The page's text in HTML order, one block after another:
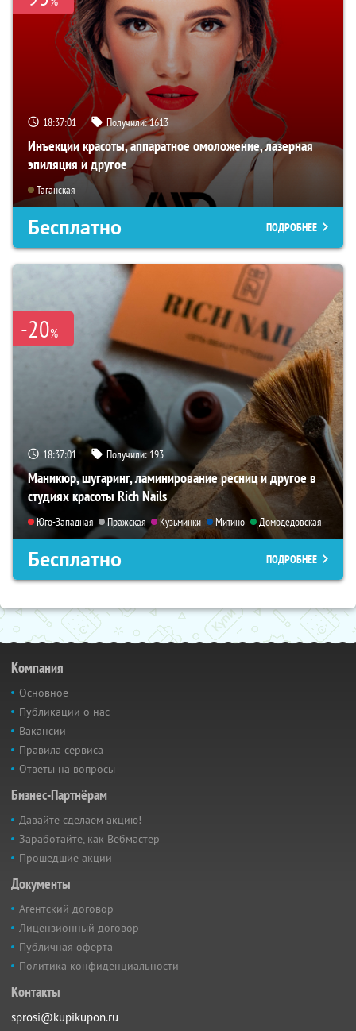
18:37:00 Получили:1613
Инъекции красоты, аппаратное омоложение, лазерная
эпиляция и другое
Таганская
Бесплатно ПОДРОБНЕЕ
-20%
18:37:00 Получили:193
Маникюр, шугаринг, ламинирование ресниц и другое в
студиях красоты Rich Nails
Юго-Западная Пражская Кузьминки Митино Домодедовская
Бесплатно ПОДРОБНЕЕ
Компания
Основное
Публикации о нас
Вакансии
Правила сервиса
Ответы на вопросы
Бизнес-Партнёрам
Давайте сделаем акцию!
Заработайте, как Вебмастер
Прошедшие акции
Документы
Агентский договор
Лицензионный договор
Публичная оферта
Политика конфиденциальности
Контакты
sprosi@kupikupon.ru